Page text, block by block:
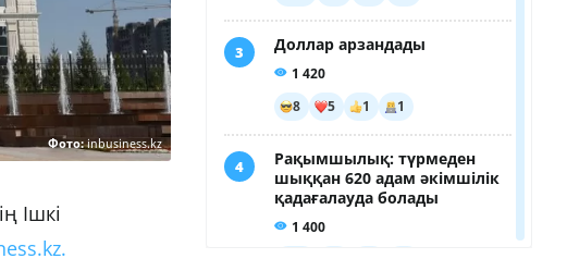
Фото:inbusiness.kz
Ішкі